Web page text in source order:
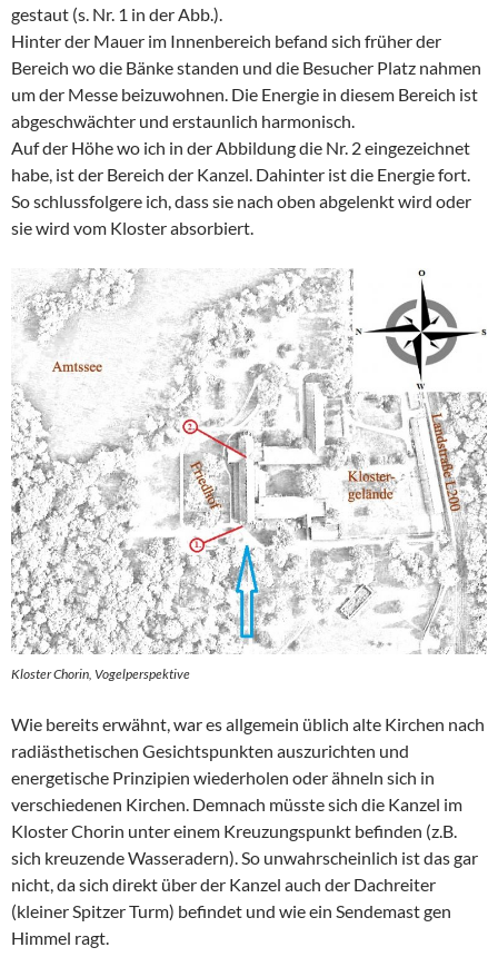
gestaut (s. Nr. 1 in der Abb.).
Hinter der Mauer im Innenbereich befand sich früher der
Bereich wo die Bänke standen und die Besucher Platz nahmen
um der Messe beizuwohnen. Die Energie in diesem Bereich ist
abgeschwächter und erstaunlich harmonisch.
Auf der Höhe wo ich in der Abbildung die Nr. 2 eingezeichnet
habe, ist der Bereich der Kanzel. Dahinter ist die Energie fort.
So schlussfolgere ich, dass sie nach oben abgelenkt wird oder
sie wird vom Kloster absorbiert.
Kloster Chorin, Vogelperspektive
Wie bereits erwähnt, war es allgemein üblich alte Kirchen nach
radiästhetischen Gesichtspunkten auszurichten und
energetische Prinzipien wiederholen oder ähneln sich in
verschiedenen Kirchen. Demnach müsste sich die Kanzel im
Kloster Chorin unter einem Kreuzungspunkt befinden (z.B.
sich kreuzende Wasseradern). So unwahrscheinlich ist das gar
nicht, da sich direkt über der Kanzel auch der Dachreiter
(kleiner Spitzer Turm) befindet und wie ein Sendemast gen
Himmel ragt.